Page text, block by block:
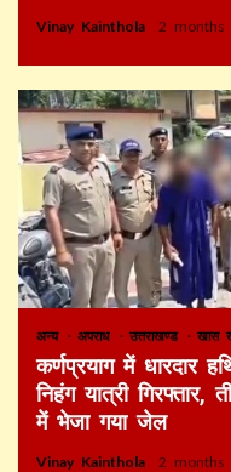
Vinay Kainthola 2 months
अन्य अपराध उत्तराखण्ड खास
कर्णप्रयाग में धारदार
निहंग यात्री गिरफ्तार,
में भेजा गया जेल
Vinay Kainthola 2 months